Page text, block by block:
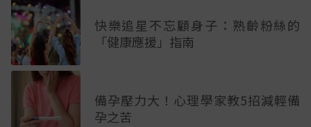
快樂追星不忘顧身子：熟齡粉絲的
「健康應援」指南
備孕壓力大！心理學家教5招減輕備
孕之苦